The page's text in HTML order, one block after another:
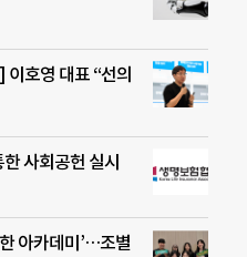
호영 대표 “선의
한 사회공헌 실시
아카데미’…조별